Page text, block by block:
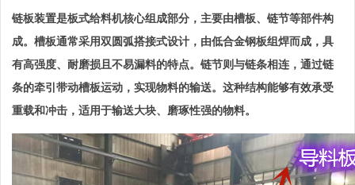
链板装置是板式给料机核心组成部分，主要由槽板、链节等部件构
成。槽板通常采用双圆弧搭接式设计，由低合金钢板组焊而成，具
有高强度、耐磨损且不易漏料的特点。链节则与链条相连，通过链
条的牵引带动槽板运动，实现物料的输送。这种结构能够有效承受
重载和冲击，适用于输送大块、磨琢性强的物料。